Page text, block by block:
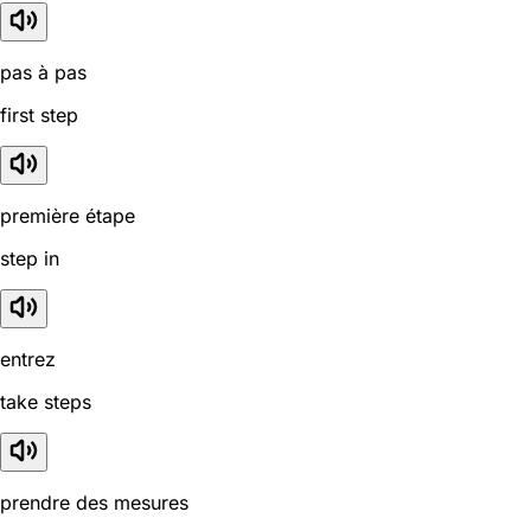
pas à pas
first step
première étape
step in
entrez
take steps
prendre des mesures